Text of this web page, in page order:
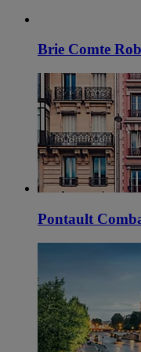
Brie Comte
Pontault